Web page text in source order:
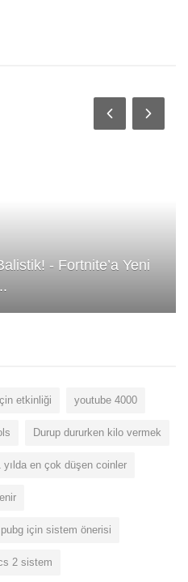
- Fortnite’a Yeni
etkinliği youtube 4000
Durup dururken kilo vermek
yılda en çok düşen coinler
pubg için sistem önerisi
2 sistem